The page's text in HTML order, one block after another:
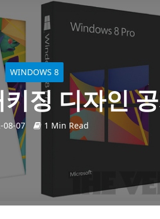
WINDOWS 8
징 디자인
08-07 1 Min Read